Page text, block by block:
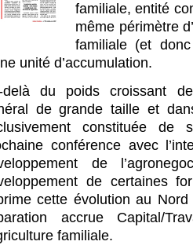
familiale, entité
même périmètre
familiale (et
unité d’accumulation.
delà du poids croissant
de grande taille et
constituée de
conférence avec
de
de certaines
cette évolution au
accrue Capital/
familiale.